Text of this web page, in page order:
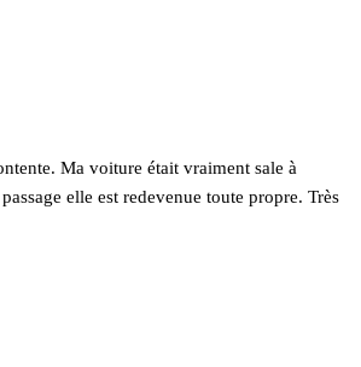
Ma voiture était vraiment sale à
elle est redevenue toute propre. Très